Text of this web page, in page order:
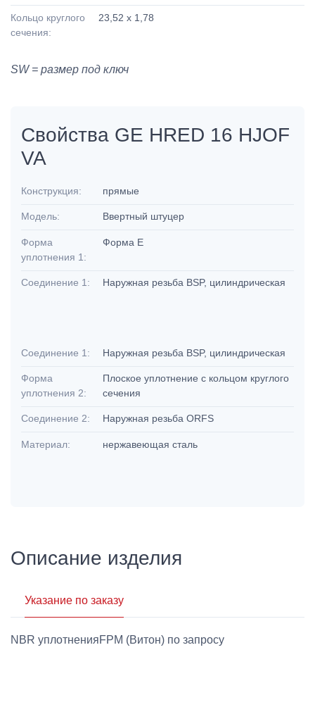
Кольцо круглого
сечения:
23,52 x 1,78
SW = размер под ключ
Свойства GE HRED 16 HJOF
VA
Конструкция: прямые
Модель: Ввертный штуцер
Форма
уплотнения 1:
Форма E
Соединение 1: Наружная резьба BSP, цилиндрическая
Соединение 1: Наружная резьба BSP, цилиндрическая
Форма
уплотнения 2:
Плоское уплотнение с кольцом круглого
сечения
Соединение 2: Наружная резьба ORFS
Материал: нержавеющая сталь
Описание изделия
Указание по заказу
NBR уплотненияFPM (Витон) по запросу